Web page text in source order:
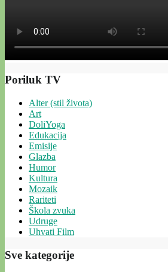
Poriluk TV
Alter (stil života)
Art
DoliYoga
Edukacija
Emisije
Glazba
Humor
Kultura
Mozaik
Rariteti
Škola zvuka
Udruge
Uhvati Film
Sve kategorije